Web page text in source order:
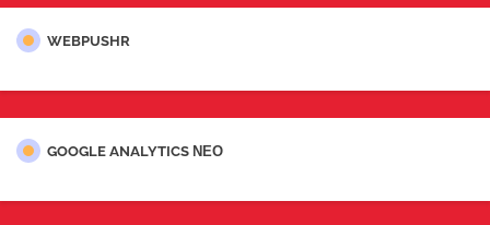
WEBPUSHR
GOOGLE ANALYTICS ΝΕΟ